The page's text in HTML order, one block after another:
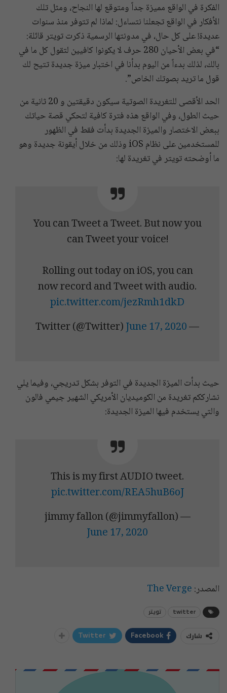
الفكرة في الواقع مميزة جداً ومتوقع لها النجاح، ومثل تلك
الأفكار في الواقع تجعلنا نتساءل: لماذا لم تتوفر منذ سنوات
عديدة! على كل حال، في مدونتها الرسمية ذكرت تويتر قائلة:
“في بعض الأحيان 280 حرف لا يكونوا كافيين لتقول كل ما في
بالك، لذلك بدءاً من اليوم بدأنا في اختبار ميزة جديدة تتيح لك
قول ما تريد بصوتك الخاص”.
الحد الأقصى للتغريدة الصوتية سيكون دقيقتين و 20 ثانية من
حيث الطول، وفي الواقع هذه فترة كافية لتحكي قصة حياتك
ببعض الاختصار والميزة الجديدة بدأت فقط في الظهور
للمستخدمين على نظام iOS وذلك من خلال أيقونة جديدة وهو
ما أوضحته تويتر في تغريدة لها:
You can Tweet a Tweet. But now you
can Tweet your voice!
Rolling out today on iOS, you can
now record and Tweet with audio.
pic.twitter.com/jezRmh1dkD
— Twitter (@Twitter)
June 17, 2020
حيث بدأت الميزة الجديدة في التوفر بشكل تدريجي، وفيما يلي
نشارككم تغريدة من الكوميديان الأمريكي الشهير جيمي فالون
والتي يستخدم فيها الميزة الجديدة:
This is my first AUDIO tweet.
pic.twitter.com/REA5huB6oJ
— jimmy fallon (@jimmyfallon)
June 17, 2020
المصدر: The Verge
twitter تويتر
شارك Facebook
Twitter